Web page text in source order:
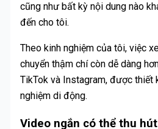
cũng như bất kỳ nội dung nào
đến cho tôi.
Theo kinh nghiệm của tôi, việc
chuyển thậm chí còn dễ dàng
TikTok và Instagram, được thiết
nghiệm di động.
Video ngắn có thể thu